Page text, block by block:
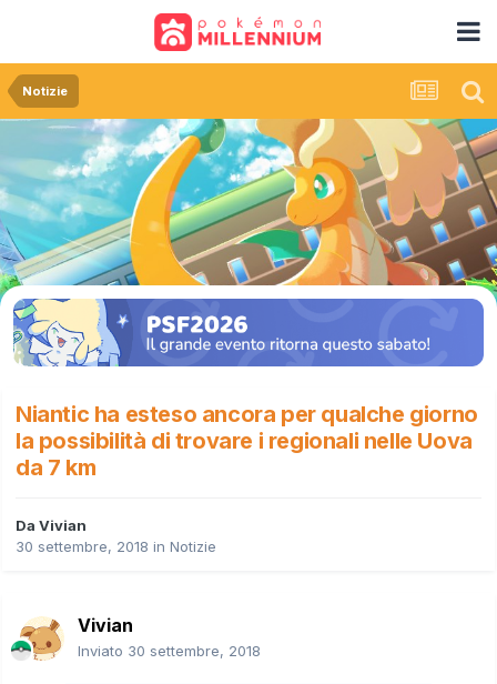
Notizie
Niantic ha esteso ancora per qualche giorno
la possibilità di trovare i regionali nelle Uova
da 7 km
Da Vivian
30 settembre, 2018 in Notizie
Vivian
Inviato 30 settembre, 2018